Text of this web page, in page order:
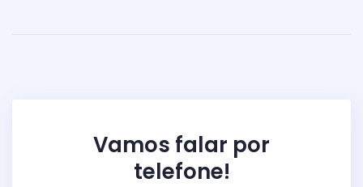
Vamos falar por
telefone!